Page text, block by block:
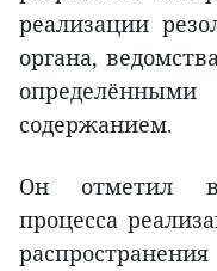
реализации
органа,
содержанием.
Он отметил
процесса